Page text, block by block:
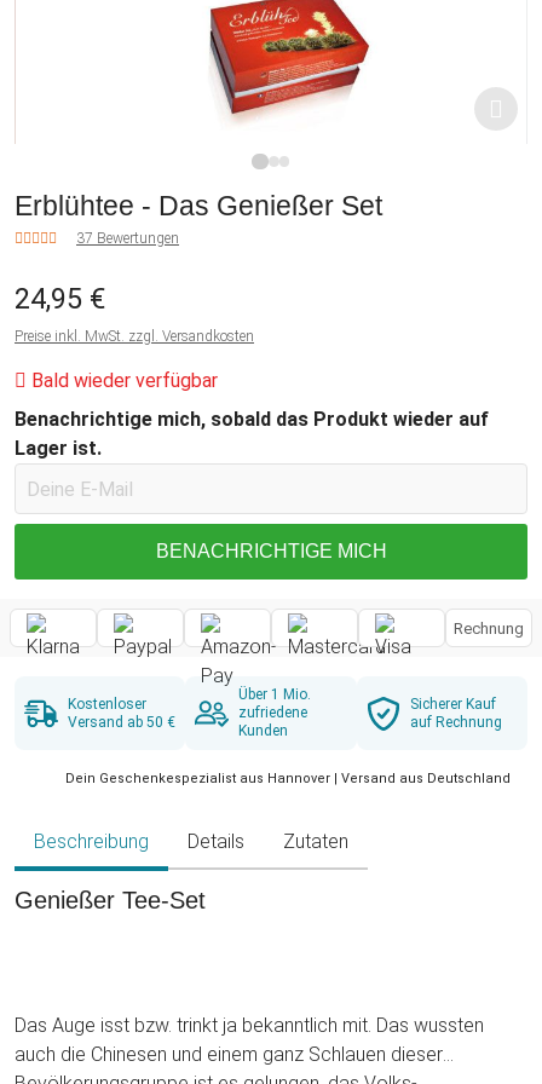
Erblühtee - Das Genießer Set
37 Bewertungen
24,95 €
Preise inkl. MwSt. zzgl. Versandkosten
Bald wieder verfügbar
Benachrichtige mich, sobald das Produkt wieder auf
Lager ist.
BENACHRICHTIGE MICH
Rechnung
Kostenloser
Versand ab 50 €
Über 1 Mio.
zufriedene
Kunden
Sicherer Kauf
auf Rechnung
Dein Geschenkespezialist aus Hannover | Versand aus Deutschland
Beschreibung Details Zutaten
Genießer Tee-Set
Das Auge isst bzw. trinkt ja bekanntlich mit. Das wussten
auch die Chinesen und einem ganz Schlauen dieser